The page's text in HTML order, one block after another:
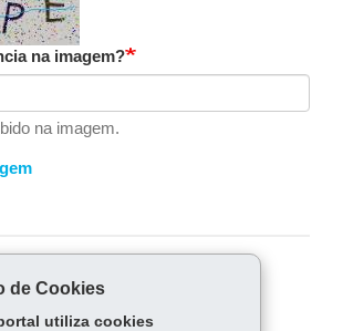
na imagem?
na imagem.
COMPARTILHE:
FacebookWhatsApp
de Cookies
utiliza cookies